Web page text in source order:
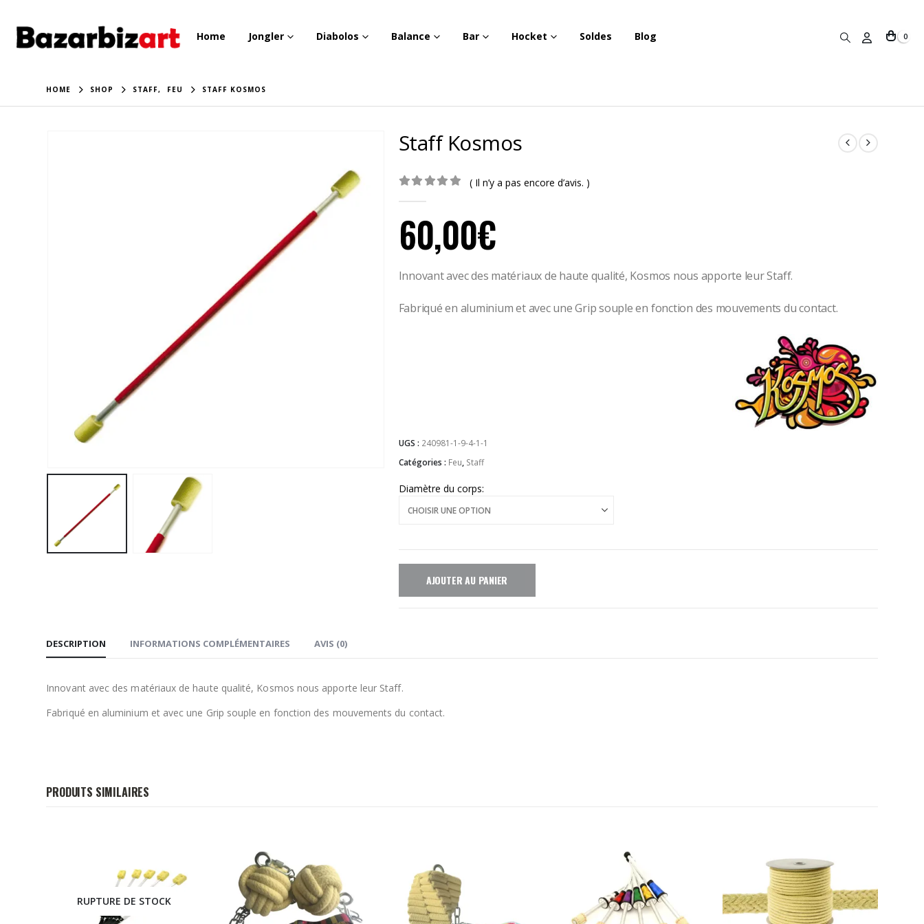
Home Jongler Diabolos Balance Bar Hocket Soldes Blog 0
HOME SHOP STAFF, FEU STAFF KOSMOS
Staff Kosmos
( Il n’y a pas encore d’avis. )
60,00€
Innovant avec des matériaux de haute qualité, Kosmos nous apporte leur Staff.
Fabriqué en aluminium et avec une Grip souple en fonction des mouvements du contact.
UGS : 240981-1-9-4-1-1
Catégories : Feu, Staff
Diamètre du corps
AJOUTER AU PANIER
DESCRIPTION INFORMATIONS COMPLÉMENTAIRES AVIS (0)
Innovant avec des matériaux de haute qualité, Kosmos nous apporte leur Staff.
Fabriqué en aluminium et avec une Grip souple en fonction des mouvements du contact.
PRODUITS SIMILAIRES
RUPTURE DE STOCK